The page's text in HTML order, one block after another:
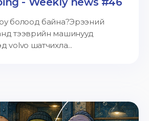
болоод байна?Эрээний
тээврийн машинууд
volvo шатчихла...